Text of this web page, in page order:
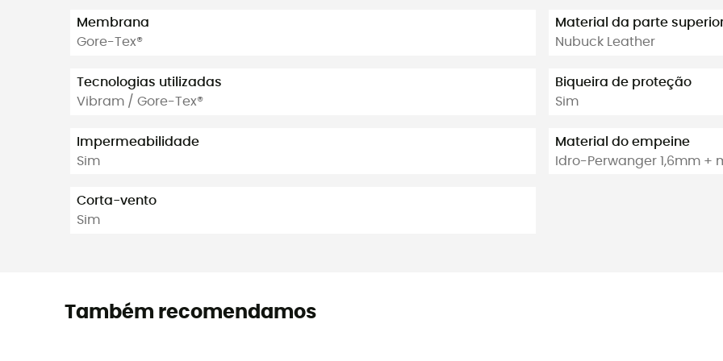
Membrana
Gore-Tex®
Tecnologias utilizadas
Vibram / Gore-Tex®
Impermeabilidade
Sim
Corta-vento
Sim
Material da parte
Nubuck Leather
Biqueira de proteção
Sim
Material do empeine
Idro-Perwanger 1,6mm +
Também recomendamos